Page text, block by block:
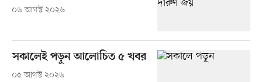
০৬ আগস্ট ২০২৬
সকালেই পড়ুন আলোচিত ৫ খবর
০৫ আগস্ট ২০২৬